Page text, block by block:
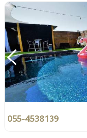
055-4538139